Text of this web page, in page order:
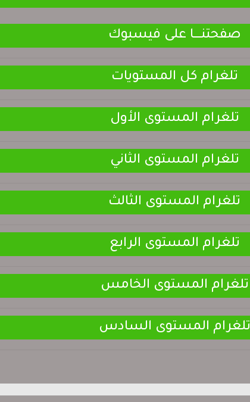
صفحتنــــــا على فيسبوك
تلغرام كل المستويات
تلغرام المستوى الأول
تلغرام المستوى الثاني
تلغرام المستوى الثالث
تلغرام المستوى الرابع
تلغرام المستوى الخامس
تلغرام المستوى السادس